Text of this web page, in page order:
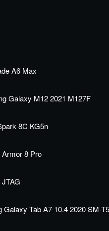
A6 Max
Galaxy M12 2021 M127F
8C KG5n
8 Pro
Tab A7 10.4 2020 SM-